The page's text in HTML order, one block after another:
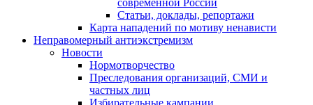
современной России
Статьи, доклады, репортажи
Карта нападений по мотиву ненависти
Неправомерный антиэкстремизм
Новости
Нормотворчество
Преследования организаций, СМИ и
частных лиц
Избирательные кампании